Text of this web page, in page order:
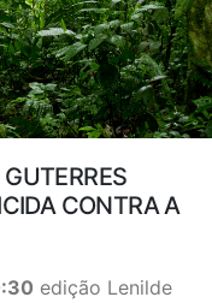
CONTRA A
edição Lenilde